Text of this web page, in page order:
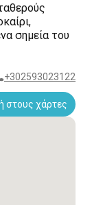
σημεία του
+302593023122
στους χάρτες